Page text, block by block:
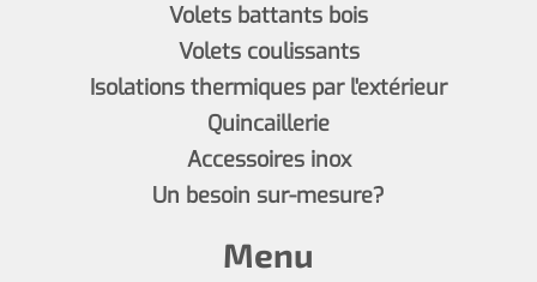
Volets battants bois
Volets coulissants
Isolations thermiques par l'extérieur
Quincaillerie
Accessoires inox
Un besoin sur-mesure?
Menu